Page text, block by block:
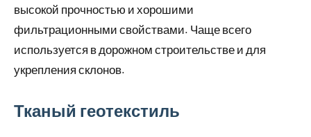
высокой прочностью и хорошими
фильтрационными свойствами. Чаще всего
используется в дорожном строительстве и для
укрепления склонов.
Тканый геотекстиль